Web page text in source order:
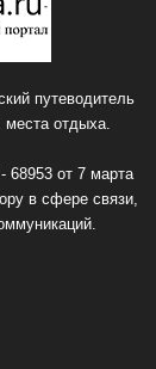
путеводитель
места отдыха.
от 7 марта
в сфере связи,